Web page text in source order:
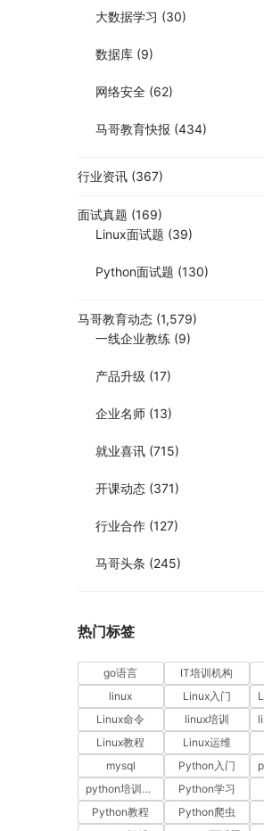
大数据学习 (30)
数据库 (9)
网络安全 (62)
马哥教育快报 (434)
行业资讯 (367)
面试真题 (169)
Linux面试题 (39)
Python面试题 (130)
马哥教育动态 (1,579)
一线企业教练 (9)
产品升级 (17)
企业名师 (13)
就业喜讯 (715)
开课动态 (371)
行业合作 (127)
马哥头条 (245)
热门标签
go语言 IT培训机构
linux
Linux入门
Linux命令
linux培训
Linux教程
Linux运维
mysql
Python入门
python培训排名
Python学习
Python教程
Python爬虫